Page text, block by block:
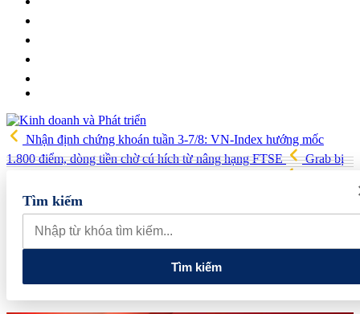
Nhận định chứng khoán tuần 3-7/8: VN-Index hướng mốc
1.800 điểm, dòng tiền chờ cú hích từ nâng hạng FTSE
Grab bị
Về xứ hoa
Capital Square: Dấu ấn khai mở chuẩn sống tích hợp
được vinh danh tại Dot Property Vietnam 2026
Bamboo Capital
và BCG Land bị hủy tư cách công ty đại chúng, quyền lợi cổ đông
ra sao?
Tìm kiếm
Tìm kiếm